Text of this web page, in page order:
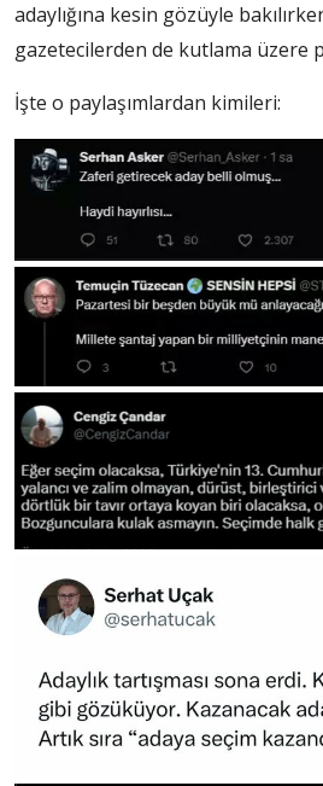
adaylığına kesin gözüyle
gazetecilerden de kutlama üzere
İşte o paylaşımlardan kimileri: